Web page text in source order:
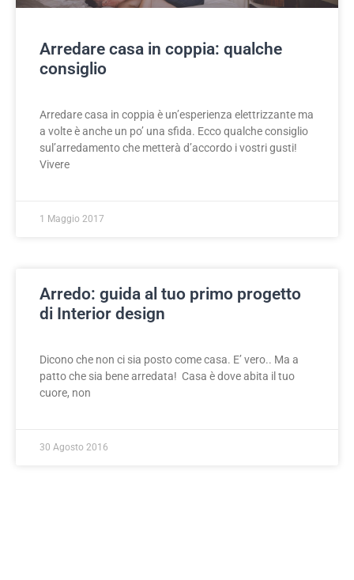
Arredare casa in coppia: qualche
consiglio
Arredare casa in coppia è un’esperienza elettrizzante ma
a volte è anche un po’ una sfida. Ecco qualche consiglio
sul’arredamento che metterà d’accordo i vostri gusti!
Vivere
1 Maggio 2017
Arredo: guida al tuo primo progetto
di Interior design
Dicono che non ci sia posto come casa. E’ vero.. Ma a
patto che sia bene arredata! Casa è dove abita il tuo
cuore, non
30 Agosto 2016